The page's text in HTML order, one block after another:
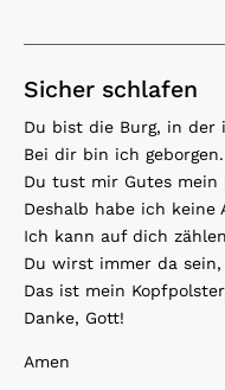
Sicher schlafen
Du bist die Burg, in der
Bei dir bin ich geborgen.
Du tust mir Gutes mein
Deshalb habe ich keine
Ich kann auf dich
Du wirst immer da
Das ist mein
Danke, Gott!
Amen